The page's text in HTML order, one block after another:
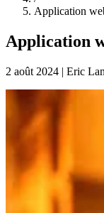
Application
Application
2 août 2024 | Eric